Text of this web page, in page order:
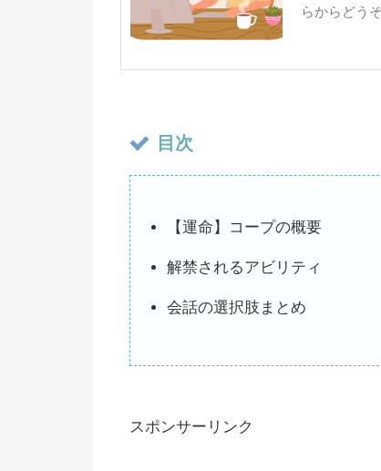
らからどうぞ
目次
【運命】コープの概要
解禁されるアビリティ
会話の選択肢まとめ
スポンサーリンク